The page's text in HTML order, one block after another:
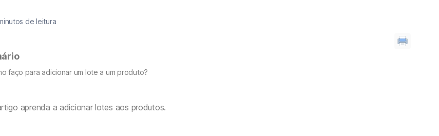
de leitura
faço para adicionar um lote a um produto?
aprenda a adicionar lotes aos produtos.